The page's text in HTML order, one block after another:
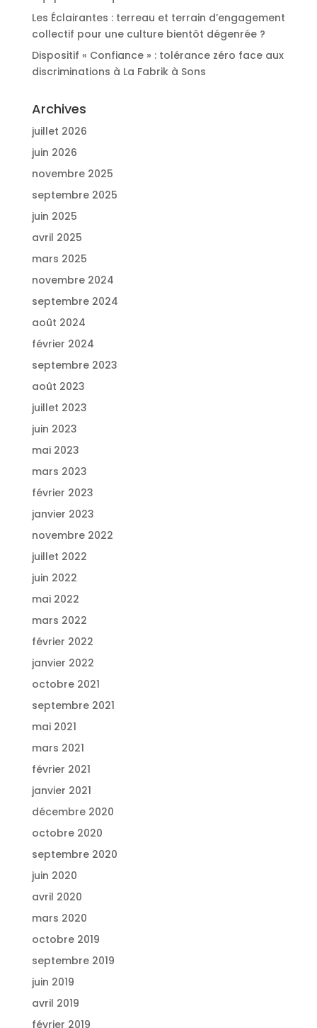
Les Éclairantes : terreau et terrain d’engagement
collectif pour une culture bientôt dégenrée ?
Dispositif « Confiance » : tolérance zéro face aux
discriminations à La Fabrik à Sons
Archives
juillet 2026
juin 2026
novembre 2025
septembre 2025
juin 2025
avril 2025
mars 2025
novembre 2024
septembre 2024
août 2024
février 2024
septembre 2023
août 2023
juillet 2023
juin 2023
mai 2023
mars 2023
février 2023
janvier 2023
novembre 2022
juillet 2022
juin 2022
mai 2022
mars 2022
février 2022
janvier 2022
octobre 2021
septembre 2021
mai 2021
mars 2021
février 2021
janvier 2021
décembre 2020
octobre 2020
septembre 2020
juin 2020
avril 2020
mars 2020
octobre 2019
septembre 2019
juin 2019
avril 2019
février 2019